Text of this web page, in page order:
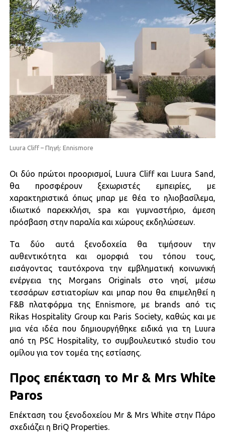
Luura Cliff – Πηγή: Ennismore
Οι δύο πρώτοι προορισμοί, Luura Cliff και Luura Sand,
θα προσφέρουν ξεχωριστές εμπειρίες, με
χαρακτηριστικά όπως μπαρ με θέα το ηλιοβασίλεμα,
ιδιωτικό παρεκκλήσι, spa και γυμναστήριο, άμεση
πρόσβαση στην παραλία και χώρους εκδηλώσεων.
Τα δύο αυτά ξενοδοχεία θα τιμήσουν την
αυθεντικότητα και ομορφιά του τόπου τους,
εισάγοντας ταυτόχρονα την εμβληματική κοινωνική
ενέργεια της Morgans Originals στο νησί, μέσω
τεσσάρων εστιατορίων και μπαρ που θα επιμεληθεί η
F&B πλατφόρμα της Ennismore, με brands από τις
Rikas Hospitality Group και Paris Society, καθώς και με
μια νέα ιδέα που δημιουργήθηκε ειδικά για τη Luura
από τη PSC Hospitality, το συμβουλευτικό studio του
ομίλου για τον τομέα της εστίασης.
Προς επέκταση το Mr & Mrs White
Paros
Επέκταση του ξενοδοχείου Mr & Mrs White στην Πάρο
σχεδιάζει η BriQ Properties.